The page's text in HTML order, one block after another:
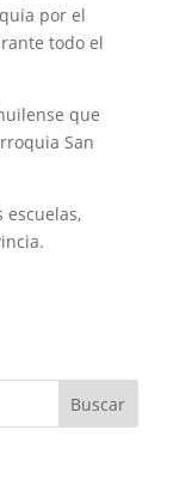
por el
todo el
que
San
escuelas,